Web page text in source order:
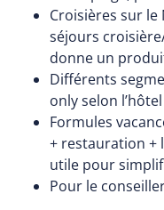
Croisières sur le
séjours
donne un
Différents
only selon
Formules
+ restauration +
utile pour
Pour le